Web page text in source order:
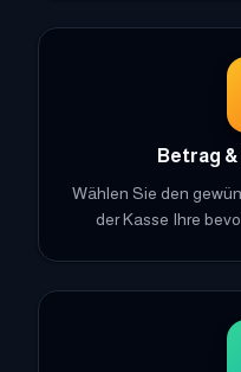
Betrag
Wählen Sie den
der Kasse Ihre